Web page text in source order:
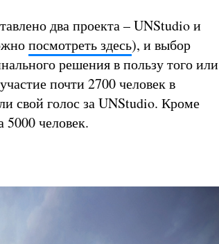
два проекта – UNStudio и
посмотреть здесь), и выбор
решения в пользу того или
почти 2700 человек в
свой голос за UNStudio. Кроме
5000 человек.